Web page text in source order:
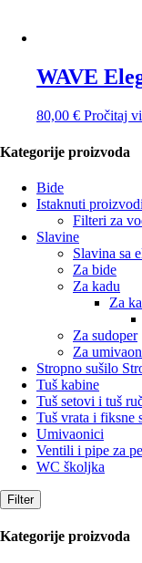
WAVE
80,00 € Pročitaj
Kategorije proizvoda
Bide
Istaknuti proizvodi
Filteri za
Slavine
Slavina sa
Za bide
Za kadu
Za
Za sudoper
Za
Stropno sušilo
Tuš kabine
Tuš setovi i tuš
Tuš vrata i fiksne
Umivaonici
Ventili i pipe za
WC školjka
Filter
Kategorije proizvoda